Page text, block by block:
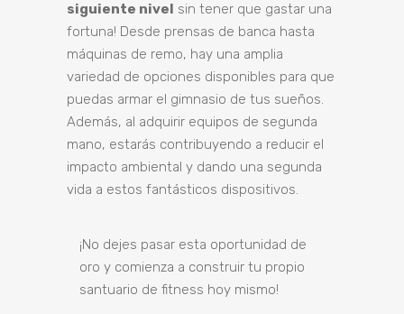
siguiente nivel sin tener que gastar una
fortuna! Desde prensas de banca hasta
máquinas de remo, hay una amplia
variedad de opciones disponibles para que
puedas armar el gimnasio de tus sueños.
Además, al adquirir equipos de segunda
mano, estarás contribuyendo a reducir el
impacto ambiental y dando una segunda
vida a estos fantásticos dispositivos.
¡No dejes pasar esta oportunidad de
oro y comienza a construir tu propio
santuario de fitness hoy mismo!